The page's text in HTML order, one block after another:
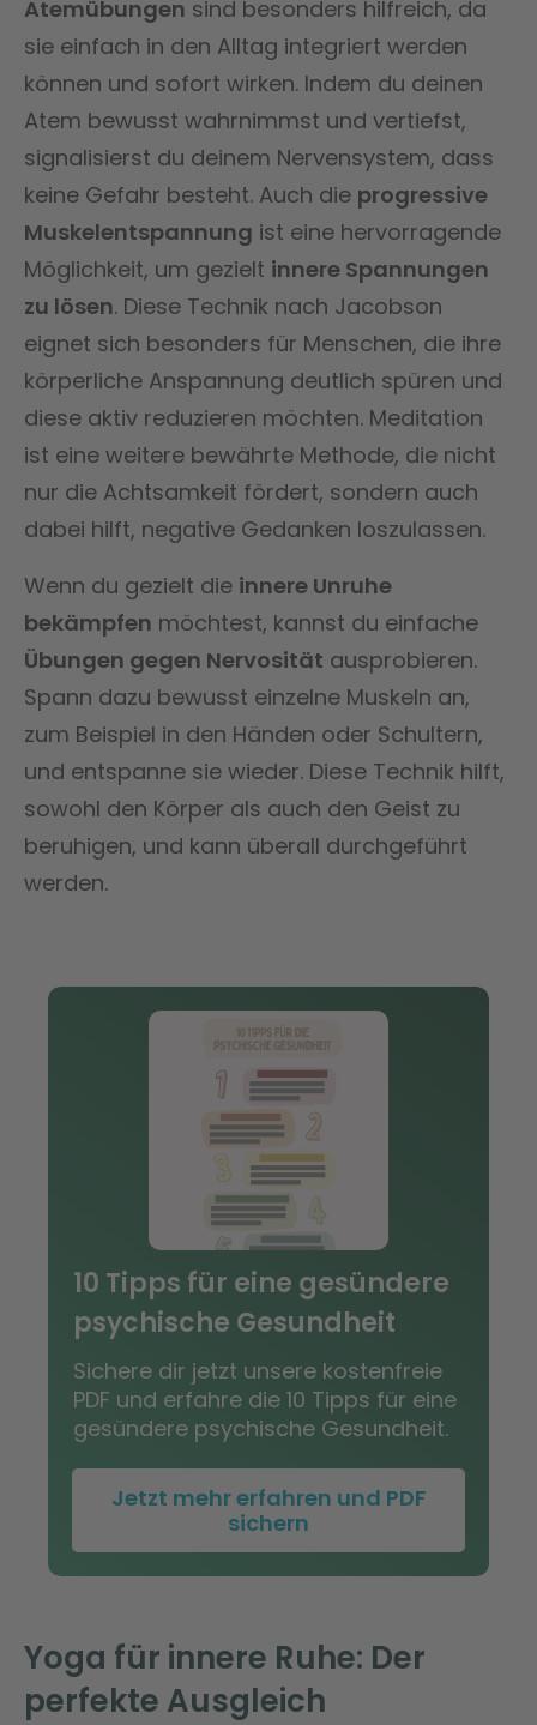
Atemübungen sind besonders hilfreich, da
sie einfach in den Alltag integriert werden
können und sofort wirken. Indem du deinen
Atem bewusst wahrnimmst und vertiefst,
signalisierst du deinem Nervensystem, dass
keine Gefahr besteht. Auch die progressive
Muskelentspannung ist eine hervorragende
Möglichkeit, um gezielt innere Spannungen
zu lösen. Diese Technik nach Jacobson
eignet sich besonders für Menschen, die ihre
körperliche Anspannung deutlich spüren und
diese aktiv reduzieren möchten. Meditation
ist eine weitere bewährte Methode, die nicht
nur die Achtsamkeit fördert, sondern auch
dabei hilft, negative Gedanken loszulassen.
Wenn du gezielt die innere Unruhe
bekämpfen möchtest, kannst du einfache
Übungen gegen Nervosität ausprobieren.
Spann dazu bewusst einzelne Muskeln an,
zum Beispiel in den Händen oder Schultern,
und entspanne sie wieder. Diese Technik hilft,
sowohl den Körper als auch den Geist zu
beruhigen, und kann überall durchgeführt
werden.
10 Tipps für eine gesündere
psychische Gesundheit
Sichere dir jetzt unsere kostenfreie
PDF und erfahre die 10 Tipps für eine
gesündere psychische Gesundheit.
Jetzt mehr erfahren und PDF
sichern
Yoga für innere Ruhe: Der
perfekte Ausgleich